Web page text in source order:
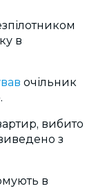
в
очільник
вибито
з
в